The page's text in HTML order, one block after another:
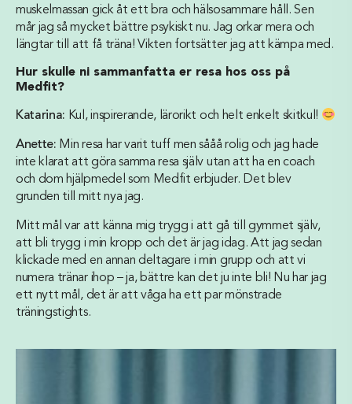
muskelmassan gick åt ett bra och hälsosammare håll. Sen
mår jag så mycket bättre psykiskt nu. Jag orkar mera och
längtar till att få träna! Vikten fortsätter jag att kämpa med.
Hur skulle ni sammanfatta er resa hos oss på
Medfit?
Katarina: Kul, inspirerande, lärorikt och helt enkelt skitkul!
Anette: Min resa har varit tuff men sååå rolig och jag hade
inte klarat att göra samma resa själv utan att ha en coach
och dom hjälpmedel som Medfit erbjuder. Det blev
grunden till mitt nya jag.
Mitt mål var att känna mig trygg i att gå till gymmet själv,
att bli trygg i min kropp och det är jag idag. Att jag sedan
klickade med en annan deltagare i min grupp och att vi
numera tränar ihop – ja, bättre kan det ju inte bli! Nu har jag
ett nytt mål, det är att våga ha ett par mönstrade
träningstights.